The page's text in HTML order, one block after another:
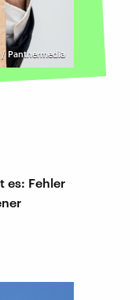
/ Panthermedia
es: Fehler